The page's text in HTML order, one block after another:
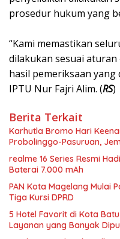
prosedur hukum yang
‎“Kami memastikan
dilakukan sesuai
hasil pemeriksaan yang
IPTU Nur Fajri Alim. (RS)
Berita Terkait
Karhutla Bromo Hari
Probolinggo-Pasuruan,
realme 16 Series Resmi
Baterai 7.000 mAh
PAN Kota Magelang Mulai
Tiga Kursi DPRD
5 Hotel Favorit di Kota
Layanan yang Banyak